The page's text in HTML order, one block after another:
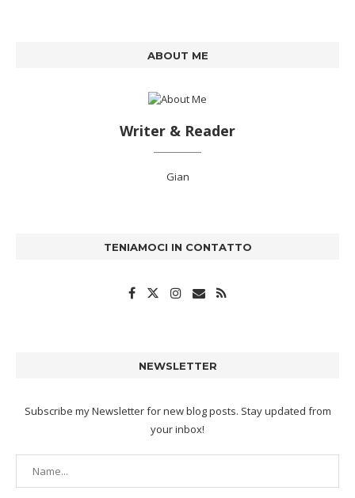
ABOUT ME
Writer & Reader
Gian
TENIAMOCI IN CONTATTO
NEWSLETTER
Subscribe my Newsletter for new blog posts. Stay updated from
your inbox!